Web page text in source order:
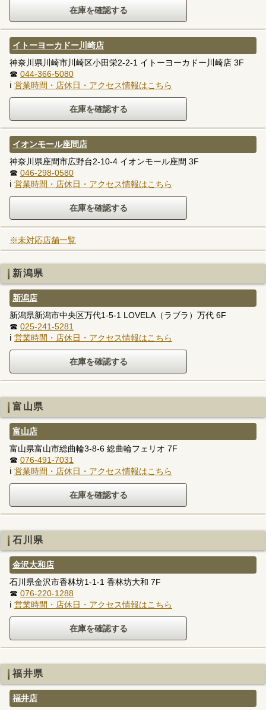
イトーヨーカドー川崎店
神奈川県川崎市川崎区小田栄2-2-1 イトーヨーカドー川崎店 3F
☎ 044-366-5080
ℹ 営業時間・店休日・アクセス情報はこちら
イオンモール座間店
神奈川県座間市広野台2-10-4 イオンモール座間 3F
☎ 046-298-0580
ℹ 営業時間・店休日・アクセス情報はこちら
※未対応店舗一覧
新潟県
新潟店
新潟県新潟市中央区万代1-5-1 LOVELA（ラブラ）万代 6F
☎ 025-241-5281
ℹ 営業時間・店休日・アクセス情報はこちら
富山県
富山店
富山県富山市総曲輪3-8-6 総曲輪フェリオ 7F
☎ 076-491-7031
ℹ 営業時間・店休日・アクセス情報はこちら
石川県
金沢大和店
石川県金沢市香林坊1-1-1 香林坊大和 7F
☎ 076-220-1288
ℹ 営業時間・店休日・アクセス情報はこちら
福井県
福井店